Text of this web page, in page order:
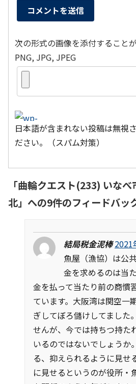
次の形式の画像を添付すること
PNG, JPG, JPEG
日本語が含まれない投稿は無視
ださい。（スパム対策）
「曲輪クエスト(233) いなべ
北」への9件のフィードバッ
結局税金泥棒 2021
魚屋（漁協）は公
金を求めるのは当
金を払って当たり前の商慣
ています。大阪湾は関空一
ぎしてぼろ儲けしてました
せんが、今では持ちつ持た
いるのではないでしょうか
る、抑えられるように見せ
に見せるというのが役所・